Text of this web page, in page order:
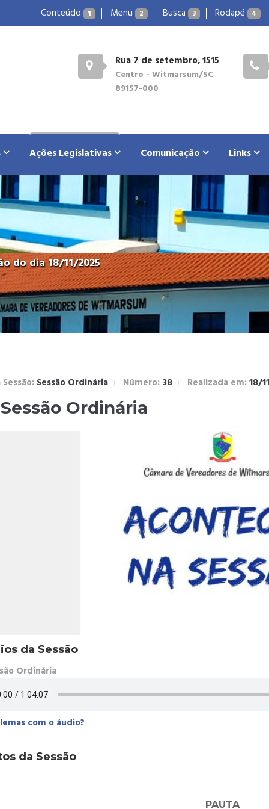
Conteúdo 1 Menu 2 Busca 3 Rodapé 4
Rua 7 de setembro, 1515
Centro - Witmarsum/SC
89157-000
Ações Legislativas Comunicação Links
do dia 18/11/2025
Sessão Ordinária Número: 38 Realizada em:18/
Ordinária
da Sessão
Ordinária
com o áudio?
da Sessão
PAUTA